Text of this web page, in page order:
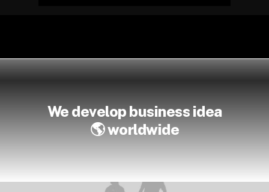
We develop business idea
worldwide